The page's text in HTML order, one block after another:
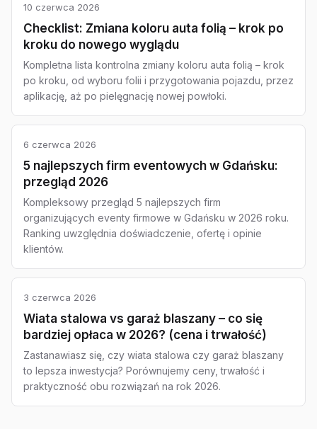
10 czerwca 2026
Checklist: Zmiana koloru auta folią – krok po
kroku do nowego wyglądu
Kompletna lista kontrolna zmiany koloru auta folią – krok
po kroku, od wyboru folii i przygotowania pojazdu, przez
aplikację, aż po pielęgnację nowej powłoki.
6 czerwca 2026
5 najlepszych firm eventowych w Gdańsku:
przegląd 2026
Kompleksowy przegląd 5 najlepszych firm
organizujących eventy firmowe w Gdańsku w 2026 roku.
Ranking uwzględnia doświadczenie, ofertę i opinie
klientów.
3 czerwca 2026
Wiata stalowa vs garaż blaszany – co się
bardziej opłaca w 2026? (cena i trwałość)
Zastanawiasz się, czy wiata stalowa czy garaż blaszany
to lepsza inwestycja? Porównujemy ceny, trwałość i
praktyczność obu rozwiązań na rok 2026.